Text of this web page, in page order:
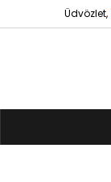
Üdvözlet,